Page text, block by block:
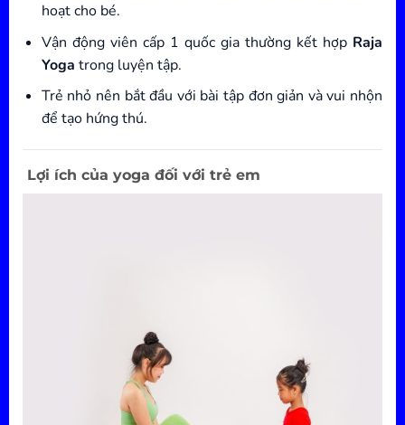
hoạt cho bé.
Vận động viên cấp 1 quốc gia thường kết hợp Raja
Yoga trong luyện tập.
Trẻ nhỏ nên bắt đầu với bài tập đơn giản và vui nhộn
để tạo hứng thú.
Lợi ích của yoga đối với trẻ em